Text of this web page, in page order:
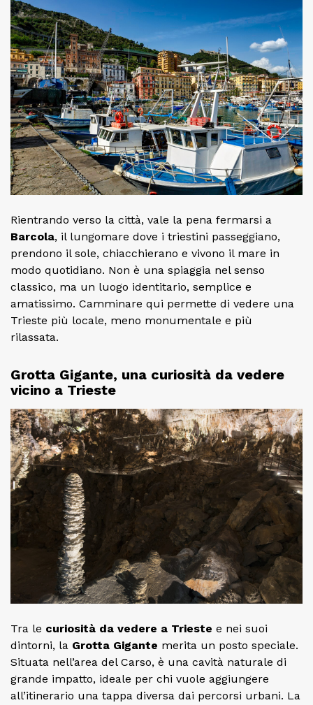
Rientrando verso la città, vale la pena fermarsi a
Barcola, il lungomare dove i triestini passeggiano,
prendono il sole, chiacchierano e vivono il mare in
modo quotidiano. Non è una spiaggia nel senso
classico, ma un luogo identitario, semplice e
amatissimo. Camminare qui permette di vedere una
Trieste più locale, meno monumentale e più
rilassata.
Grotta Gigante, una curiosità da vedere
vicino a Trieste
Tra le curiosità da vedere a Trieste e nei suoi
dintorni, la Grotta Gigante merita un posto speciale.
Situata nell’area del Carso, è una cavità naturale di
grande impatto, ideale per chi vuole aggiungere
all’itinerario una tappa diversa dai percorsi urbani. La